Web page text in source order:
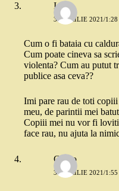
Ioana
30 APRILIE 2021/1:28
Cum o fi bataia cu
Cum poate cineva sa
violenta? Cum au putut
publice asa ceva??
Imi pare rau de toti
meu, de parintii mei
Copiii mei nu vor fi
face rau, nu ajuta la
Gadjo
30 APRILIE 2021/1:55